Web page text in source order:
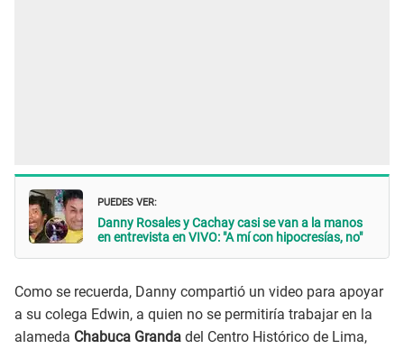
PUEDES VER:
Danny Rosales y Cachay casi se van a la manos
en entrevista en VIVO: "A mí con hipocresías, no"
Como se recuerda, Danny compartió un video para apoyar
a su colega Edwin, a quien no se permitiría trabajar en la
alameda Chabuca Granda del Centro Histórico de Lima,